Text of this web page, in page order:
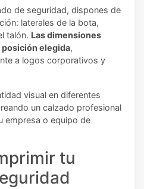
de seguridad, dispones de
laterales de la bota,
talón. Las dimensiones
posición elegida,
a logos corporativos y
visual en diferentes
un calzado profesional
empresa o equipo de
tu